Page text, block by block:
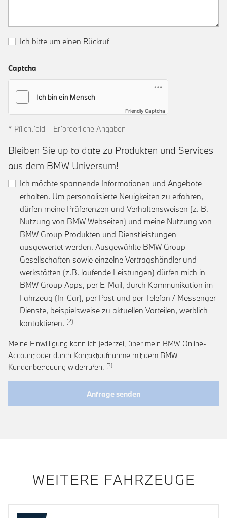
Ich bitte um einen Rückruf
Captcha
Friendly Captcha
* Pflichtfeld – Erforderliche Angaben
Bleiben Sie up to date zu Produkten und Services
aus dem BMW Universum!
Ich möchte spannende Informationen und Angebote
erhalten. Um personalisierte Neuigkeiten zu erfahren,
dürfen meine Präferenzen und Verhaltensweisen (z. B.
Nutzung von BMW Webseiten) und meine Nutzung von
BMW Group Produkten und Dienstleistungen
ausgewertet werden. Ausgewählte BMW Group
Gesellschaften sowie einzelne Vertragshändler und -
werkstätten (z.B. laufende Leistungen) dürfen mich in
BMW Group Apps, per E-Mail, durch Kommunikation im
Fahrzeug (In-Car), per Post und per Telefon / Messenger
Dienste, beispielsweise zu aktuellen Vorteilen, werblich
kontaktieren. Link zur Fußnote: Einwilligung zur
Meine Einwilligung kann ich jederzeit über mein BMW Online-
Account oder durch Kontaktaufnahme mit dem BMW
Kundenbetreuung widerrufen. Link zur Fußnote: Widerruf der
Anfrage senden
WEITERE FAHRZEUGE